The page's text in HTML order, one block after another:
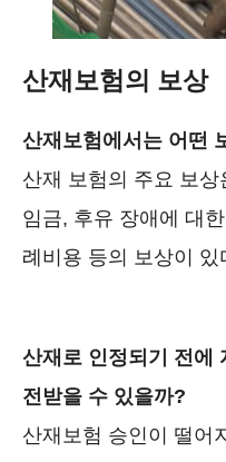
산재보험의 보상
산재보험에서는 어떤
산재 보험의 주요 보상
임금, 후유 장애에 대
례비용 등의 보상이 있
산재로 인정되기 전에
전받을 수 있을까?
산재보험 승인이 떨어